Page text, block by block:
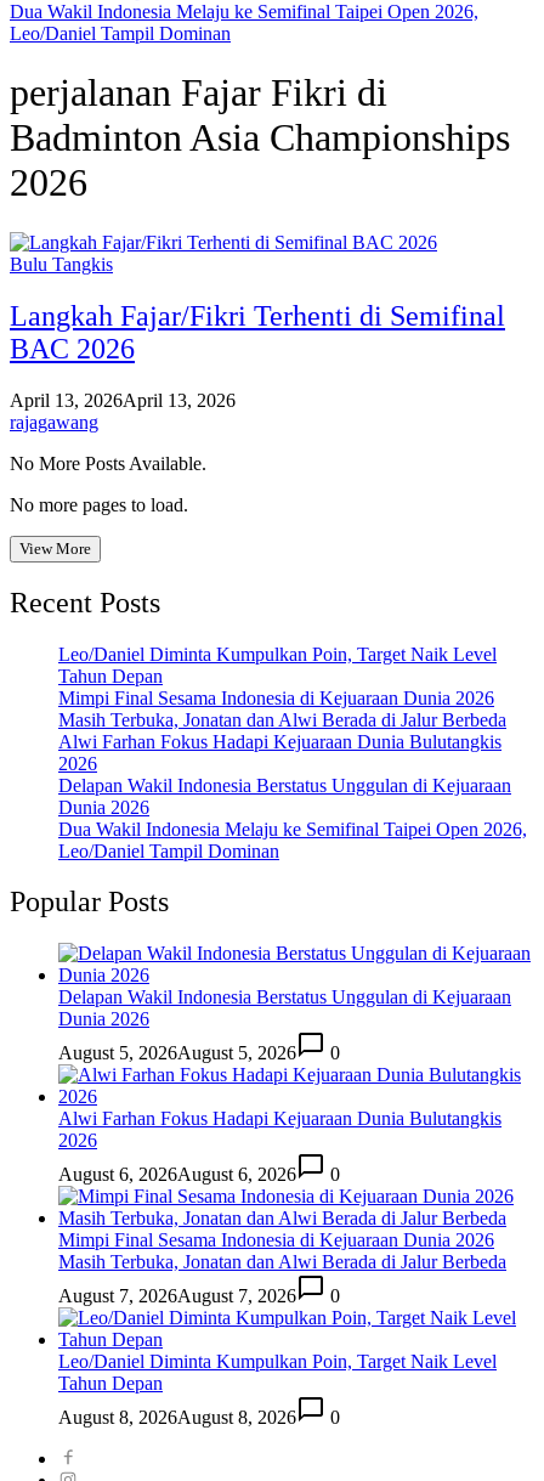
Dua Wakil Indonesia Melaju ke Semifinal Taipei Open 2026,
Leo/Daniel Tampil Dominan
perjalanan Fajar Fikri di
Badminton Asia Championships
2026
Bulu Tangkis
Langkah Fajar/Fikri Terhenti di Semifinal
BAC 2026
April 13, 2026April 13, 2026
rajagawang
No More Posts Available.
No more pages to load.
View More
Recent Posts
Leo/Daniel Diminta Kumpulkan Poin, Target Naik Level
Tahun Depan
Mimpi Final Sesama Indonesia di Kejuaraan Dunia 2026
Masih Terbuka, Jonatan dan Alwi Berada di Jalur Berbeda
Alwi Farhan Fokus Hadapi Kejuaraan Dunia Bulutangkis
2026
Delapan Wakil Indonesia Berstatus Unggulan di Kejuaraan
Dunia 2026
Dua Wakil Indonesia Melaju ke Semifinal Taipei Open 2026,
Leo/Daniel Tampil Dominan
Popular Posts
Delapan Wakil Indonesia Berstatus Unggulan di Kejuaraan
Dunia 2026
August 5, 2026August 5, 2026 0
Alwi Farhan Fokus Hadapi Kejuaraan Dunia Bulutangkis
2026
August 6, 2026August 6, 2026 0
Mimpi Final Sesama Indonesia di Kejuaraan Dunia 2026
Masih Terbuka, Jonatan dan Alwi Berada di Jalur Berbeda
August 7, 2026August 7, 2026 0
Leo/Daniel Diminta Kumpulkan Poin, Target Naik Level
Tahun Depan
August 8, 2026August 8, 2026 0